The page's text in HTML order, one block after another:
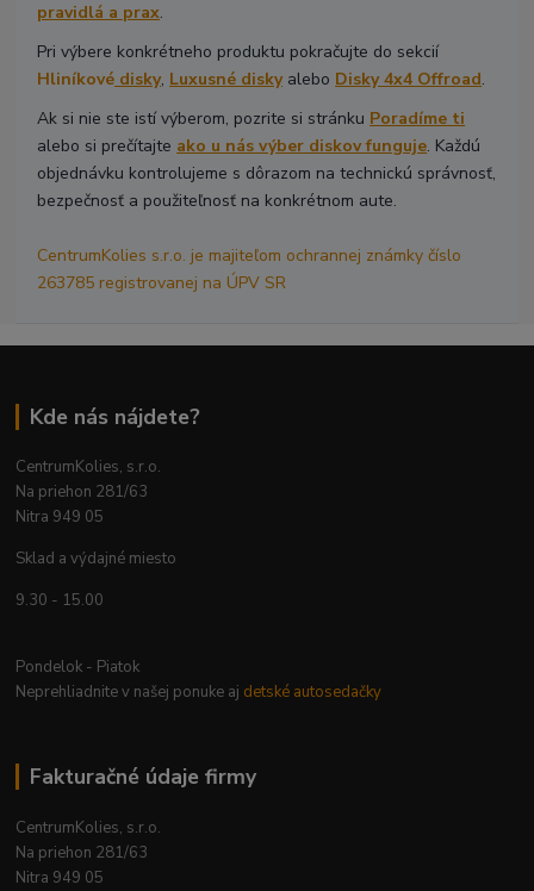
pravidlá a prax.
Pri výbere konkrétneho produktu pokračujte do sekcií
Hliníkové disky, Luxusné diskyalebo Disky 4x4 Offroad.
Ak si nie ste istí výberom, pozrite si stránku Poradíme ti
alebo si prečítajte ako u nás výber diskov funguje. Každú
objednávku kontrolujeme s dôrazom na technickú správnosť,
bezpečnosť a použiteľnosť na konkrétnom aute.
CentrumKolies s.r.o. je majiteľom ochrannej známky číslo
263785 registrovanej na ÚPV SR
Kde nás nájdete?
CentrumKolies, s.r.o.
Na priehon 281/63
Nitra 949 05
Sklad a výdajné miesto
9.30 - 15.00
Pondelok - Piatok
Neprehliadnite v našej ponuke aj detské autosedačky
Fakturačné údaje firmy
CentrumKolies, s.r.o.
Na priehon 281/63
Nitra 949 05